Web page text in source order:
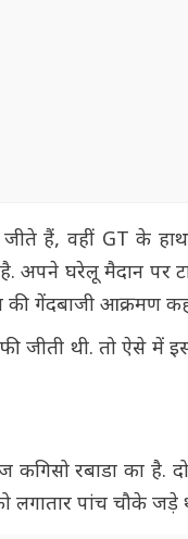
हैं, वहीं GT के
अपने घरेलू मैदान पर
की गेंदबाजी आक्रमण
जीती थी. तो ऐसे में
रबाडा का है.
लगातार पांच चौके जड़े